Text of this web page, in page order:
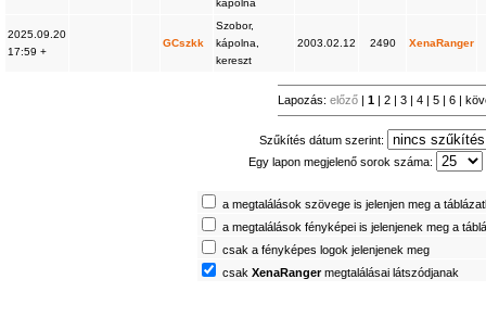
kápolna
2025.09.20
17:59 +
GCszkk
Szobor,
kápolna,
kereszt
2003.02.12 2490 XenaRanger
Lapozás:előző |1 2 3 4 5 6
Szűkítés dátum szerint:
Egy lapon megjelenő sorok száma:
a megtalálások szövege is jelenjen meg a
a megtalálások fényképei is jelenjenek meg a
csak a fényképes logok jelenjenek meg
csakXenaRangermegtalálásai látszódjanak